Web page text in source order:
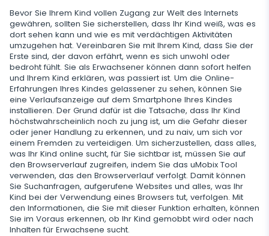
Anrufe Blockieren
Zusätzliche App für Eltern
Datenspeicherung regulieren
Bevor Sie Ihrem Kind vollen Zugang zur Welt des Internets
gewähren, sollten Sie sicherstellen, dass Ihr Kind weiß, was es
dort sehen kann und wie es mit verdächtigen Aktivitäten
umzugehen hat. Vereinbaren Sie mit Ihrem Kind, dass Sie der
Erste sind, der davon erfährt, wenn es sich unwohl oder
bedroht fühlt. Sie als Erwachsener können dann sofort helfen
und Ihrem Kind erklären, was passiert ist. Um die Online-
Erfahrungen Ihres Kindes gelassener zu sehen, können Sie
eine Verlaufsanzeige auf dem Smartphone Ihres Kindes
installieren. Der Grund dafür ist die Tatsache, dass Ihr Kind
höchstwahrscheinlich noch zu jung ist, um die Gefahr dieser
oder jener Handlung zu erkennen, und zu naiv, um sich vor
einem Fremden zu verteidigen. Um sicherzustellen, dass alles,
was Ihr Kind online sucht, für Sie sichtbar ist, müssen Sie auf
den Browserverlauf zugreifen, indem Sie das uMobix Tool
verwenden, das den Browserverlauf verfolgt. Damit können
Sie Suchanfragen, aufgerufene Websites und alles, was Ihr
Kind bei der Verwendung eines Browsers tut, verfolgen. Mit
den Informationen, die Sie mit dieser Funktion erhalten, können
Sie im Voraus erkennen, ob Ihr Kind gemobbt wird oder nach
Inhalten für Erwachsene sucht.